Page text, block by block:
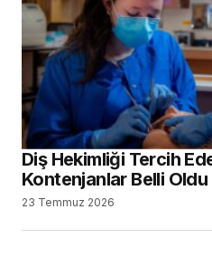
Diş Hekimliği Tercih
Kontenjanlar Belli Oldu
23 Temmuz 2026